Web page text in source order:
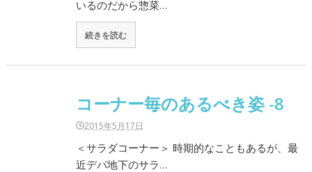
いるのだから惣菜…
続きを読む
コーナー毎のあるべき姿 -8
2015年5月17日
＜サラダコーナー＞ 時期的なこともあるが、最
近デパ地下のサラ…